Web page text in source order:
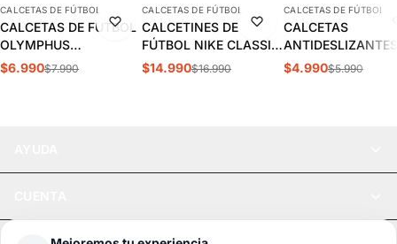
-13%
CALCETAS DE FÚTBOL
CALCETAS DE FUTBOL
OLYMPHUS
ANTIDESLIZANTES
$6.990$7.990
-12%
CALCETAS DE FÚTBOL
CALCETINES DE
FÚTBOL NIKE CLASSIC
2 NEGROS (UNISEX) |
$14.990$16.990
-17%
CALCETAS DE FÚTBOL
CALCETAS
ANTIDESLIZANTES
FÚTBOL OXN
$4.990$5.990